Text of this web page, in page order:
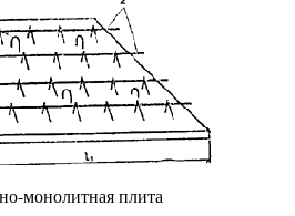
монолитная плита